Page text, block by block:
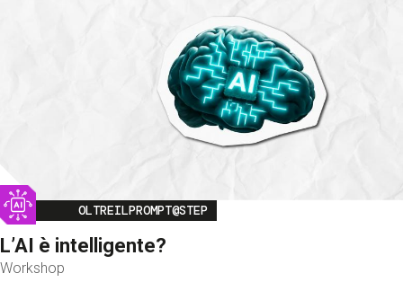
Image
OLTREILPROMPT@STEP
L’AI è intelligente?
Workshop